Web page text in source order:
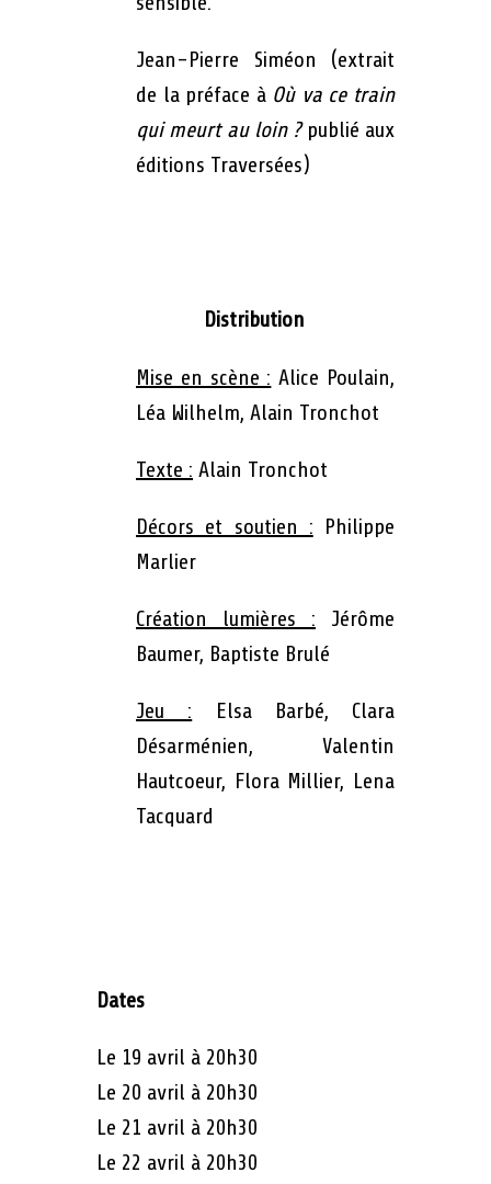
Jean-Pierre Siméon (extrait
de la préface à Où va ce train
qui meurt au loin ?publié aux
éditions Traversées)
Distribution
Mise en scène : Alice Poulain,
Léa Wilhelm, Alain Tronchot
Texte : Alain Tronchot
Décors et soutien : Philippe
Marlier
Création lumières : Jérôme
Baumer, Baptiste Brulé
Jeu : Elsa Barbé, Clara
Désarménien, Valentin
Hautcoeur, Flora Millier, Lena
Tacquard
Dates
Le 19 avril à 20h30
Le 20 avril à 20h30
Le 21 avril à 20h30
Le 22 avril à 20h30